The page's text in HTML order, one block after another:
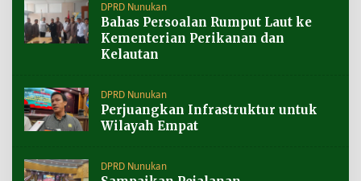
DPRD Nunukan
Bahas Persoalan Rumput Laut ke
Kementerian Perikanan dan
Kelautan
DPRD Nunukan
Perjuangkan Infrastruktur untuk
Wilayah Empat
DPRD Nunukan